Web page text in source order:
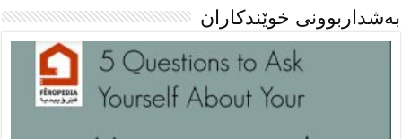
بەشداربوونی خوێندكاران